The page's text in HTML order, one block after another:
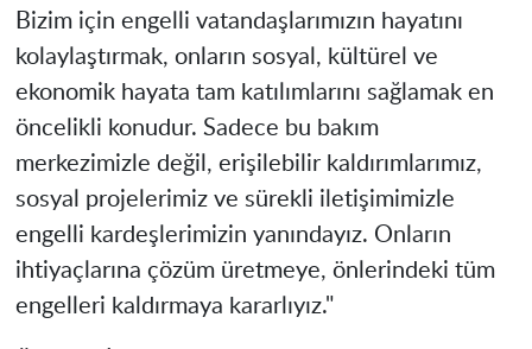
Bizim için engelli vatandaşlarımızın hayatını
kolaylaştırmak, onların sosyal, kültürel ve
ekonomik hayata tam katılımlarını sağlamak en
öncelikli konudur. Sadece bu bakım
merkezimizle değil, erişilebilir kaldırımlarımız,
sosyal projelerimiz ve sürekli iletişimimizle
engelli kardeşlerimizin yanındayız. Onların
ihtiyaçlarına çözüm üretmeye, önlerindeki tüm
engelleri kaldırmaya kararlıyız."